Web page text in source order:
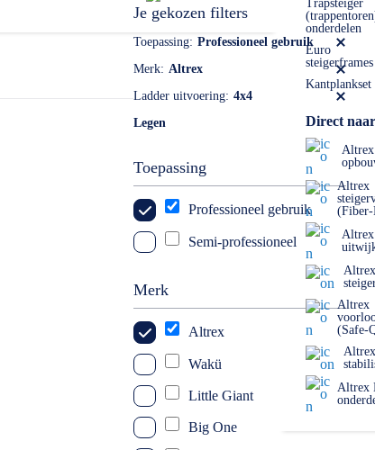
Trapsteiger
onderdelen
Euro
steigerframes
Kantplankset
Direct
Altrex
Altrex
Altrex
Altrex
Altrex
(Safe-
Altrex
Altrex
Dat kan naar: info@laddersenrolsteigers.nl
Je gekozen filters
Toepassing
Professioneel gebruik
Merk
Altrex
Ladder uitvoering
4x4
Legen
Toepassing
Professioneel gebruik
Semi-professioneel
Merk
Altrex
Wakü
Little Giant
Big One